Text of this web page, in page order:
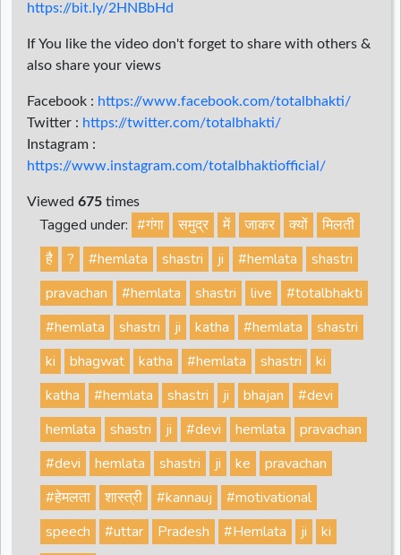
https://bit.ly/2HNBbHd
If You like the video don't forget to share with others &
also share your views
Facebook : https://www.facebook.com/totalbhakti/
Twitter : https://twitter.com/totalbhakti/
Instagram :
https://www.instagram.com/totalbhaktiofficial/
Viewed 675 times
Tagged under: #गंगा समुद्र में जाकर क्यों
मिलती
है
? #hemlata shastri ji #hemlata
shastri
pravachan
#hemlata shastri live
#totalbhakti
#hemlata
shastri ji katha #hemlata
shastri
ki
bhagwat katha #hemlata shastri
ki
katha
#hemlata shastri ji bhajan
#devi
hemlata
shastri ji #devi hemlata
pravachan
#devi
hemlata shastri ji ke
pravachan
#हेमलता
शास्त्री #kannauj
#motivational
speech
#uttar Pradesh #Hemlata ji
ki